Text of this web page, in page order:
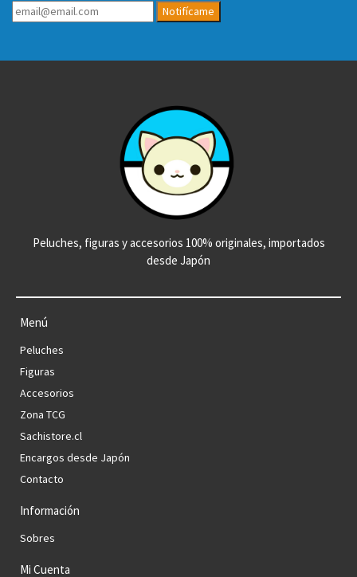
Notifícame
Peluches, figuras y accesorios 100% originales, importados
desde Japón
Menú
Peluches
Figuras
Accesorios
Zona TCG
Sachistore.cl
Encargos desde Japón
Contacto
Información
Sobres
Mi Cuenta